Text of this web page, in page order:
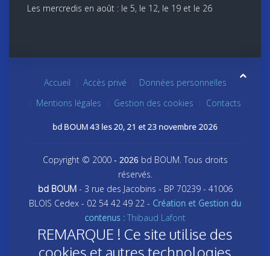
Les mercredis en août : le 5, le 12, le 19 et le 26
Accueil Accès privé
Données personnelles
Mentions légales
Gestion des cookies Contacts
bd BOUM 43 les 20, 21 et 23 novembre 2026
Copyright © 2000- 2026 bd BOUM. Tous droits
réservés.
bd BOUM- 3 rue des Jacobins - BP 70239 - 41006
BLOIS Cedex - 02 54 42 49 22 - Création et Gestion du
contenus : Thibaud Lafont
REMARQUE ! Ce site utilise des
cookies et autres technologies